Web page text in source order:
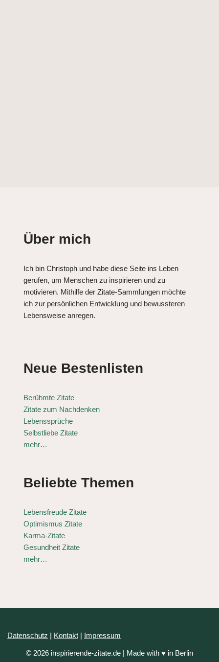
Über mich
Ich bin Christoph und habe diese Seite ins Leben
gerufen, um Menschen zu inspirieren und zu
motivieren. Mithilfe der Zitate-Sammlungen möchte
ich zur persönlichen Entwicklung und bewussteren
Lebensweise anregen.
Neue Bestenlisten
Berühmte Zitate
Zitate zum Nachdenken
Lebenssprüche
Selbstliebe Zitate
mehr…
Beliebte Themen
Lebensfreude Zitate
Optimismus Zitate
Karma-Zitate
Gesundheit Zitate
mehr…
Datenschutz | Kontakt | Impressum
© 2026 inspirierende-zitate.de | Made with ♥ in Berlin